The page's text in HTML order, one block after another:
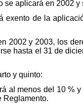
aplicará en 2002 y
exento de la
2002 y 2003, los
hasta el 31 de
y quinto:
al menos del 10 %
Reglamento.